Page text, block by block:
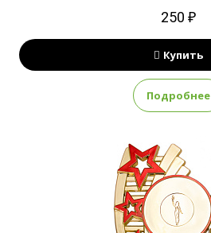
250 ₽
Купить
Подробнее